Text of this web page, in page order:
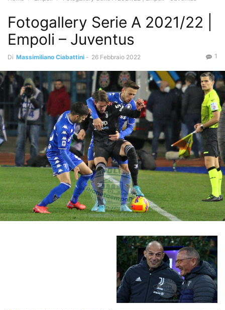
Fotogallery Serie A 2021/22 |
Empoli – Juventus
Di Massimiliano Ciabattini - 26 Febbraio 2022 1